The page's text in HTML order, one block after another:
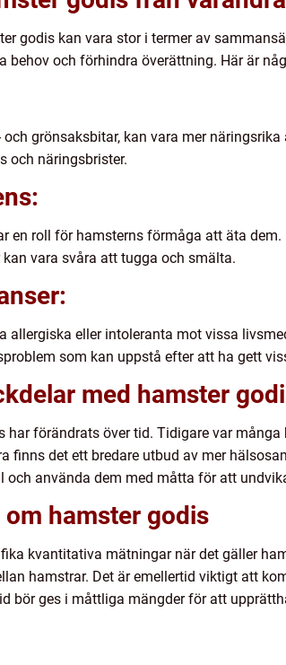
godis kan vara stor i termer av
och förhindra överättning. Här är
grönsaksbitar, kan vara mer
och näringsbrister.
en roll för hamsterns förmåga att äta
vara svåra att tugga och smälta.
allergiska eller intoleranta mot vissa
som kan uppstå efter att ha gett
med hamster
har förändrats över tid. Tidigare var
finns det ett bredare utbud av mer
och använda dem med måtta för att
hamster godis
kvantitativa mätningar när det gäller
hamstrar. Det är emellertid viktigt att
bör ges i måttliga mängder för att